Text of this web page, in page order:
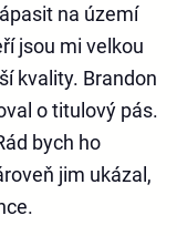
na území
jsou mi velkou
kvality. Brandon
o titulový pás.
bych ho
jim ukázal,